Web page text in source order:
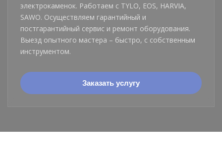
электрокаменок. Работаем с TYLO, EOS, HARVIA,
SAWO. Осуществляем гарантийный и
постгарантийный сервис и ремонт оборудования.
Выезд опытного мастера – быстро, с собственным
инструментом.
Заказать услугу